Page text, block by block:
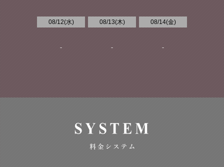
08/12(水)
-
08/13(木)
-
08/14(金)
-